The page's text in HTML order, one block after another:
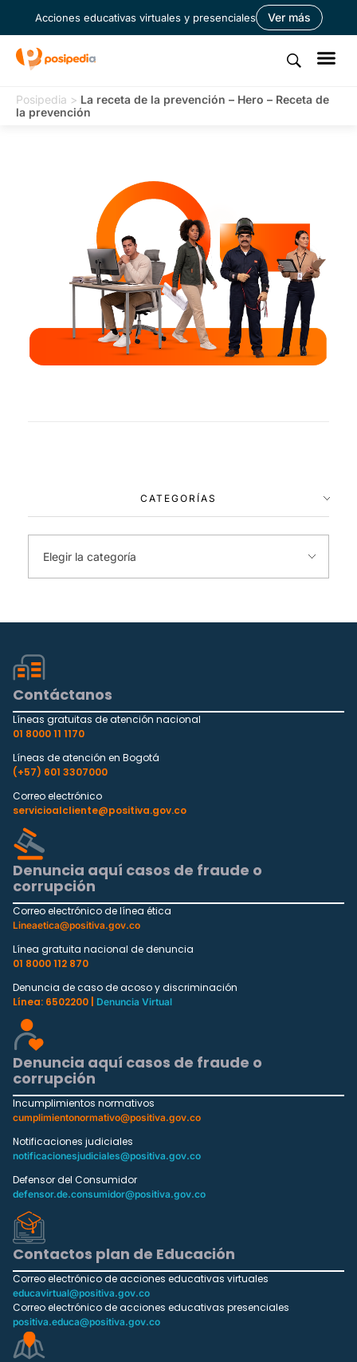
Acciones educativas virtuales y presenciales Ver más
Posipedia > La receta de la prevención – Hero – Receta de
la prevención
CATEGORÍAS
Contáctanos
Líneas gratuitas de atención nacional
01 8000 11 1170
Líneas de atención en Bogotá
(+57) 601 3307000
Correo electrónico
servicioalcliente@positiva.gov.co
Denuncia aquí casos de fraude o
corrupción
Correo electrónico de línea ética
Lineaetica@positiva.gov.co
Línea gratuita nacional de denuncia
01 8000 112 870
Denuncia de caso de acoso y discriminación
Línea: 6502200 |
Denuncia Virtual
Denuncia aquí casos de fraude o
corrupción
Incumplimientos normativos
cumplimientonormativo@positiva.gov.co
Notificaciones judiciales
notificacionesjudiciales@positiva.gov.co
Defensor del Consumidor
defensor.de.consumidor@positiva.gov.co
Contactos plan de Educación
Correo electrónico de acciones educativas virtuales
educavirtual@positiva.gov.co
Correo electrónico de acciones educativas presenciales
positiva.educa@positiva.gov.co